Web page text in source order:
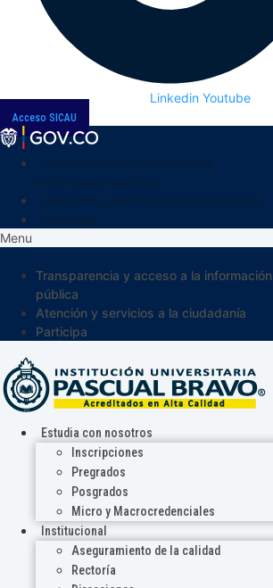
Linkedin Youtube
Acceso SICAU
Menu
Transparencia y acceso a la información
pública
Atención y servicios a la ciudadanía
Participa
Estudia con nosotros
Inscripciones
Pregrados
Posgrados
Micro y Macrocredenciales
Institucional
Aseguramiento de la calidad
Rectoría